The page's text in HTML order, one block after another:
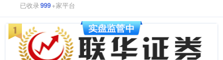
已收录999+家平台